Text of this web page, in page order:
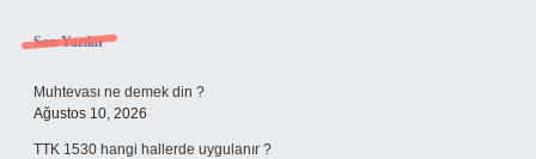
Sidebar
Son Yazılar
Muhtevası ne demek din ?
Ağustos 10, 2026
TTK 1530 hangi hallerde uygulanır ?